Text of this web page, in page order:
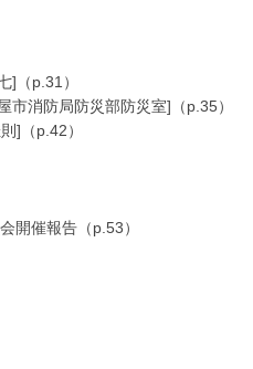
]（p.31）
消防局防災部防災室]（p.35）
]（p.42）
開催報告（p.53）